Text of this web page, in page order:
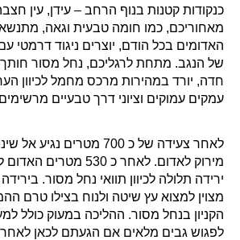
כנקודות קטנות בנוף הרחב – עידן, עין
מאחוריכם, כמו חומה טבעית וגאה,
האדומים בכל הודם, יוצרים ניגוד דרמטי
של הנגב. מתחת לרגליכם, נחל מסור חותך
חדה, יורד במהירות מרכס מחמל לכיוון
עמקים עמוקים וציוני דרך טבעיים מרשימים
לאחר צעידה של כ 700 מטרים
מירוק לאדום. לאחר כ
ירידה תלולה לכיוון תוואי נחל מסור.
מצוין למצוא עץ שיטה ולנוח בצילו טרם
הקניון בנחל מסור. ההליכה במעוק כולל
לפגוש גבים מלאים אם הגעתם לכאן לאחר